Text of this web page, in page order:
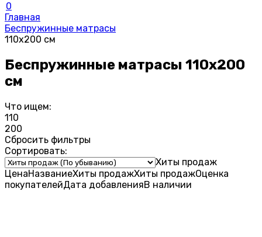
0
Главная
Беспружинные матрасы
110х200 см
Беспружинные матрасы 110х200
см
Что ищем:
110
200
Сбросить фильтры
Сортировать:
Хиты продаж
ЦенаНазваниеХиты продажХиты продажОценка
покупателейДата добавленияВ наличии